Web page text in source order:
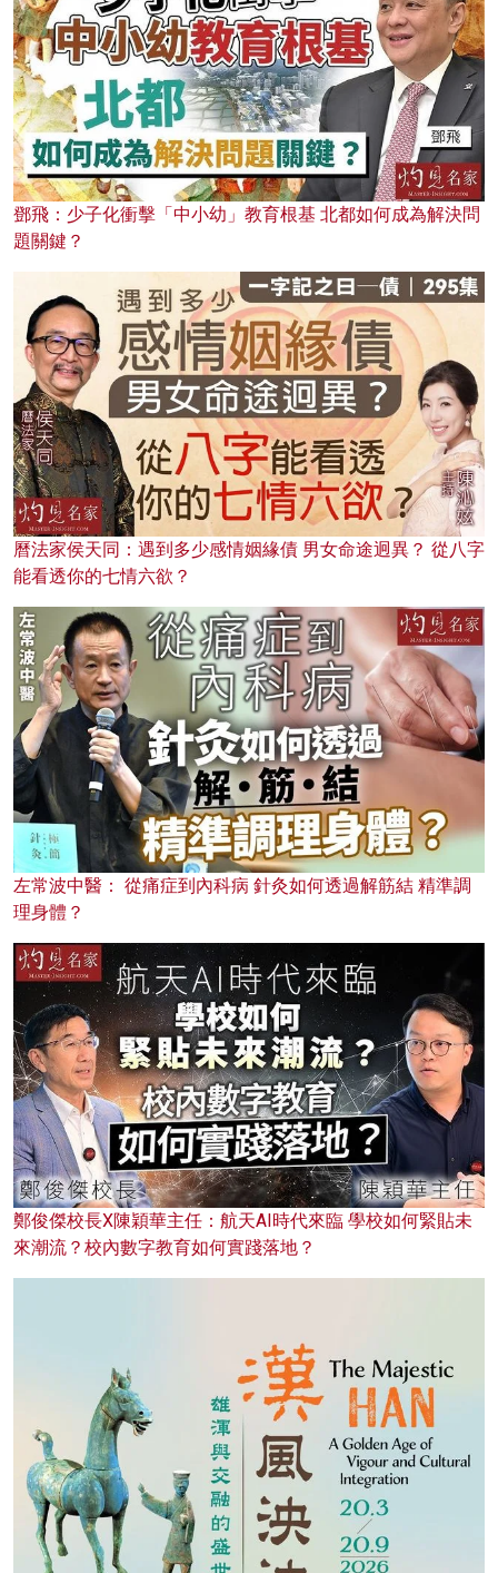
鄧飛：少子化衝擊「中小幼」教育根基 北都如何成為解決問
題關鍵？
曆法家侯天同：遇到多少感情姻緣債 男女命途迥異？ 從八字
能看透你的七情六欲？
左常波中醫： 從痛症到內科病 針灸如何透過解筋結 精準調
理身體？
鄭俊傑校長X陳穎華主任：航天AI時代來臨 學校如何緊貼未
來潮流？校內數字教育如何實踐落地？